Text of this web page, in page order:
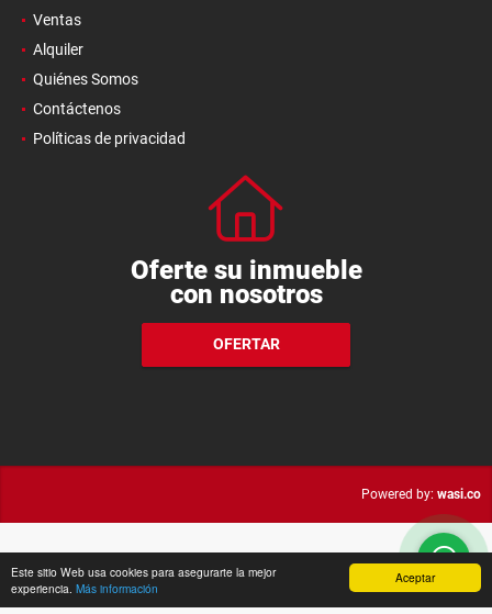
Aceptar
Este sitio Web usa cookies para asegurarte la mejor
experiencia. Más información
Ventas
Alquiler
Quiénes Somos
Contáctenos
Políticas de privacidad
Oferte su inmueble
con nosotros
OFERTAR
Powered by: wasi.co